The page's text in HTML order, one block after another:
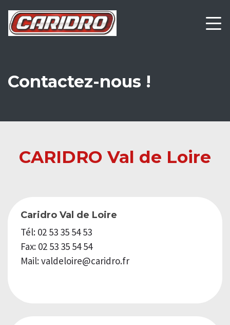
Contactez-nous !
CARIDRO Val de Loire
Caridro Val de Loire
Tél: 02 53 35 54 53
Fax: 02 53 35 54 54
Mail: valdeloire@caridro.fr